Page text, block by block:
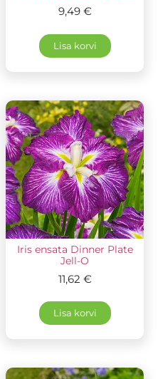
9,49 €
Lisa korvi
Iris ensata Dinner Plate
Jell-O
11,62 €
Lisa korvi